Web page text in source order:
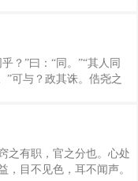
我托可恶，爱且不能为我
美人也，盛怨气于面，不
赣蓿煌ㄋ牧谥詈钪澹
酰课嵋嗉伞！惫茏佣栽
哂械乐雌渖酱ā⒆诿怼
灾叶蟾恢９唐湮涑迹
钩朴谝澹舷陆允巍Ｐ握
曰称涞拢
？”曰：“同。”“其人同
”可与？政其诛。俈尧之
养，以其余应良天子，故
之俗不相知，不出百里而
其狱一踦腓一踦屦而当
满稽，断足满稽，而死民
重人载，毁敝而养不足，
之有职，官之分也。心处
，目不见色，耳不闻声。